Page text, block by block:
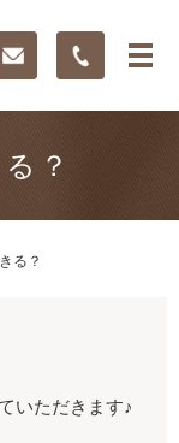
？
る？
いただきます♪